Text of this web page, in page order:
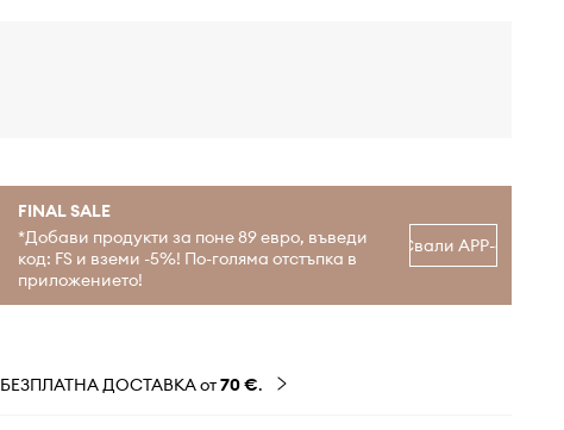
FINAL SALE
*Добави продукти за поне 89 евро, въведи
код: FS и вземи -5%! По-голяма отстъпка в
приложението!
Свали APP-а
БЕЗПЛАТНА ДОСТАВКА от70 €.